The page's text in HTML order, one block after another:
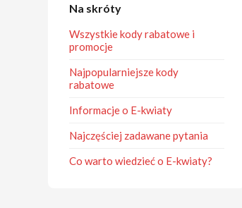
Na skróty
Wszystkie kody rabatowe i
promocje
Najpopularniejsze kody
rabatowe
Informacje o E-kwiaty
Najczęściej zadawane pytania
Co warto wiedzieć o E-kwiaty?